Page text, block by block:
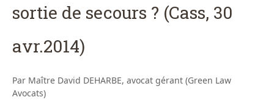
sortie de secours ? (Cass, 30
avr.2014)
Par Maître David DEHARBE, avocat gérant (Green Law
Avocats)